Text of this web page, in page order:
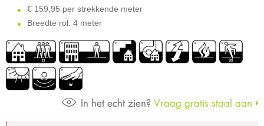
€ 159,95 per strekkende meter
Breedte rol: 4 meter
In het echt zien? Vraag gratis staal aan